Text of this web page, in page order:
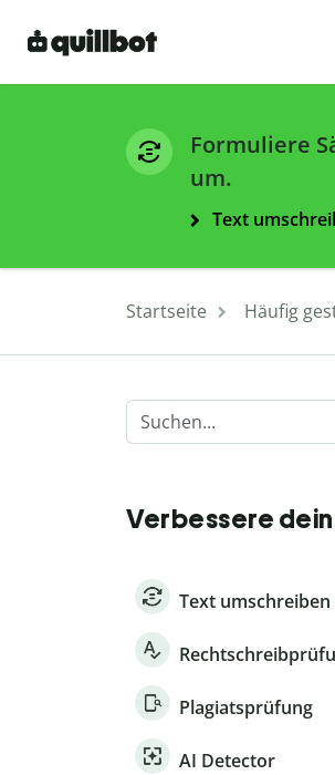
Formuliere
um.
Text
Startseite Häufig
Verbessere
Text umschreiben
Plagiatsprüfung
AI Detector